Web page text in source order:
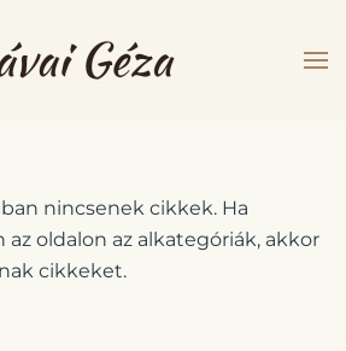
nincsenek cikkek. Ha
oldalon az alkategóriák, akkor
cikkeket.